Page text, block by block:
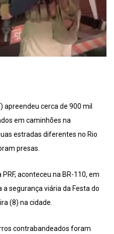
apreendeu cerca de 900 mil
em caminhões na
estradas diferentes no Rio
presas.
aconteceu na BR-110, em
segurança viária da Festa do
(8) na cidade.
contrabandeados foram